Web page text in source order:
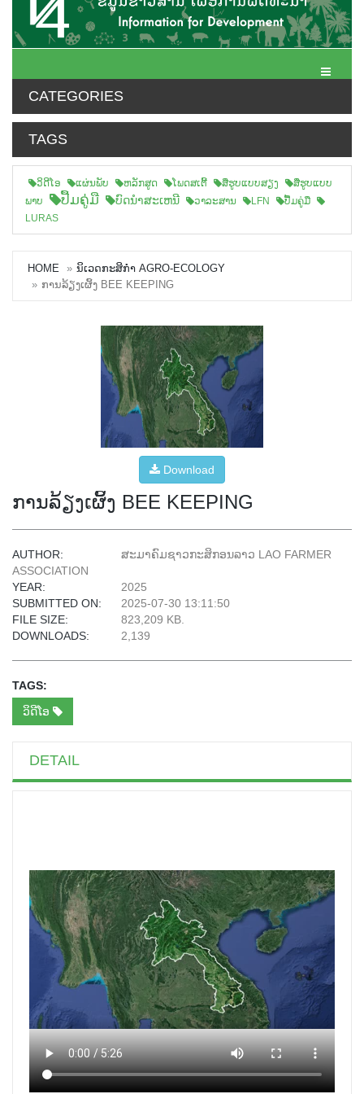
Toggle
CATEGORIES
TAGS
ວິດີໂອ ແຜ່ນພັບ ຫລັກສູດ ໂພດສເຕີ້ ສືຮູບແບບສຽງ
ສື່ຮູບແບບ
ພາບ
ປື້ມຄູ່ມື ບົດນຳສະເຫນີ ວາລະສານ LFN
ປື້ມຄູ່ມື
LURAS
HOME
ນິເວດກະສິກຳ AGRO-ECOLOGY
ການລ້ຽງເຜິ້ງ BEE KEEPING
Download
ການລ້ຽງເຜິ້ງ BEE KEEPING
AUTHOR:
ສະມາຄົມຊາວກະສິກອນລາວ LAO FARMER
ASSOCIATION
YEAR:
2025
SUBMITTED ON:
2025-07-30 13:11:50
FILE SIZE:
823,209 KB.
DOWNLOADS:
2,139
TAGS:
ວິດີໂອ
DETAIL